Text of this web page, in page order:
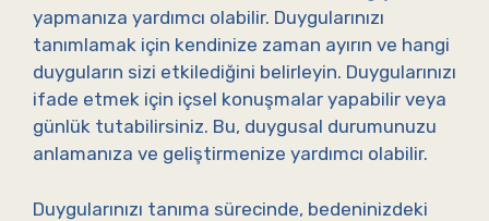
yapmanıza yardımcı olabilir. Duygularınızı
tanımlamak için kendinize zaman ayırın ve hangi
duyguların sizi etkilediğini belirleyin. Duygularınızı
ifade etmek için içsel konuşmalar yapabilir veya
günlük tutabilirsiniz. Bu, duygusal durumunuzu
anlamanıza ve geliştirmenize yardımcı olabilir.
Duygularınızı tanıma sürecinde, bedeninizdeki